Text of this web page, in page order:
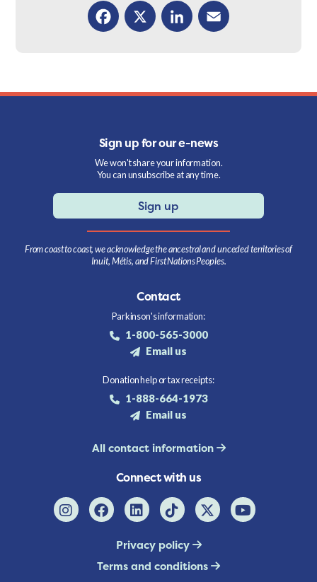
Sign up for our e-news
We won't share your information.
You can unsubscribe at any time.
Sign up
From coast to coast, we acknowledge the ancestral and unceded territories of
Inuit, Métis, and First Nations Peoples.
Contact
Parkinson's information:
1-800-565-3000
Email us
Donation help or tax receipts:
1-888-664-1973
Email us
All contact information
Connect with us
Privacy policy
Terms and conditions